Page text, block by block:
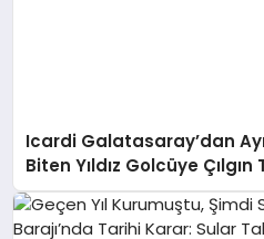
Icardi Galatasaray’dan
Biten Yıldız Golcüye